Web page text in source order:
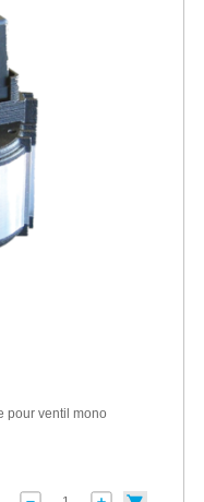
pour ventil mono